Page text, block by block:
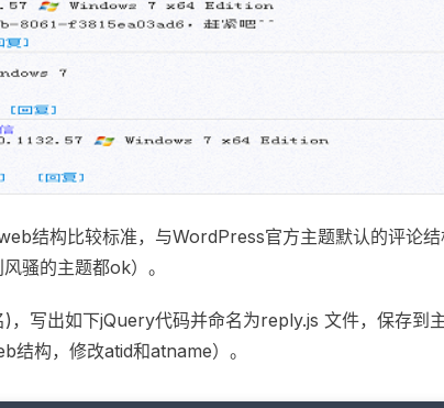
结构比较标准，与WordPress官方主题默认的评论
骚的主题都ok）。
写出如下jQuery代码并命名为reply.js 文件，保存到
结构，修改atid和atname）。